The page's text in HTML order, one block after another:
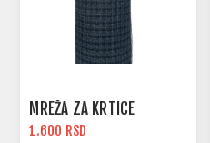
MREŽA ZA KRTICE
1.600 RSD